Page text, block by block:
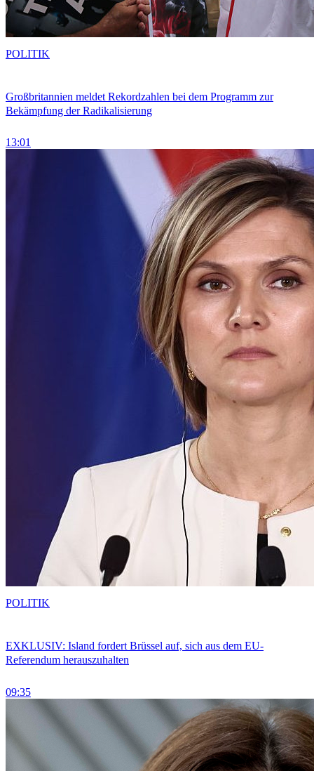
Großbritannien meldet Rekordzahlen bei dem Programm zur
Bekämpfung der Radikalisierung
13:01
POLITIK
EXKLUSIV: Island fordert Brüssel auf, sich aus dem EU-
Referendum herauszuhalten
09:35
POLITIK